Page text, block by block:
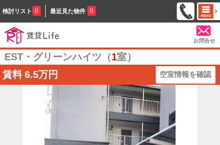
検討リスト 0 最近見た物件 0
お問合せ
EST・グリーンハイツ（1室）
賃料 6.5万円 空室情報を確認